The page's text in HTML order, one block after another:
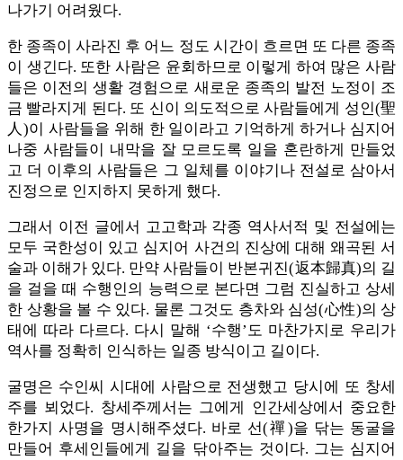
나가기 어려웠다.
한 종족이 사라진 후 어느 정도 시간이 흐르면 또 다른 종족
이 생긴다. 또한 사람은 윤회하므로 이렇게 하여 많은 사람
들은 이전의 생활 경험으로 새로운 종족의 발전 노정이 조
금 빨라지게 된다. 또 신이 의도적으로 사람들에게 성인(聖
人)이 사람들을 위해 한 일이라고 기억하게 하거나 심지어
나중 사람들이 내막을 잘 모르도록 일을 혼란하게 만들었
고 더 이후의 사람들은 그 일체를 이야기나 전설로 삼아서
진정으로 인지하지 못하게 했다.
그래서 이전 글에서 고고학과 각종 역사서적 및 전설에는
모두 국한성이 있고 심지어 사건의 진상에 대해 왜곡된 서
술과 이해가 있다. 만약 사람들이 반본귀진(返本歸真)의 길
을 걸을 때 수행인의 능력으로 본다면 그럼 진실하고 상세
한 상황을 볼 수 있다. 물론 그것도 층차와 심성(心性)의 상
태에 따라 다르다. 다시 말해 ‘수행’도 마찬가지로 우리가
역사를 정확히 인식하는 일종 방식이고 길이다.
굴명은 수인씨 시대에 사람으로 전생했고 당시에 또 창세
주를 뵈었다. 창세주께서는 그에게 인간세상에서 중요한
한가지 사명을 명시해주셨다. 바로 선(禪)을 닦는 동굴을
만들어 후세인들에게 길을 닦아주는 것이다. 그는 심지어